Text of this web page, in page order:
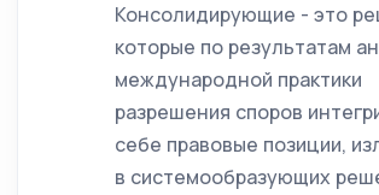
Консолидирующие - это
которые по результатам
международной практики
разрешения споров
себе правовые позиции,
в системообразующих